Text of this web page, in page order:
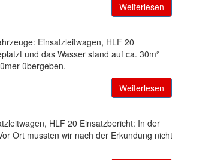
Weiterlesen
Einsatzleitwagen, HLF 20
und das Wasser stand auf ca. 30m²
übergeben.
Weiterlesen
HLF 20 Einsatzbericht: In der
Ort mussten wir nach der Erkundung nicht